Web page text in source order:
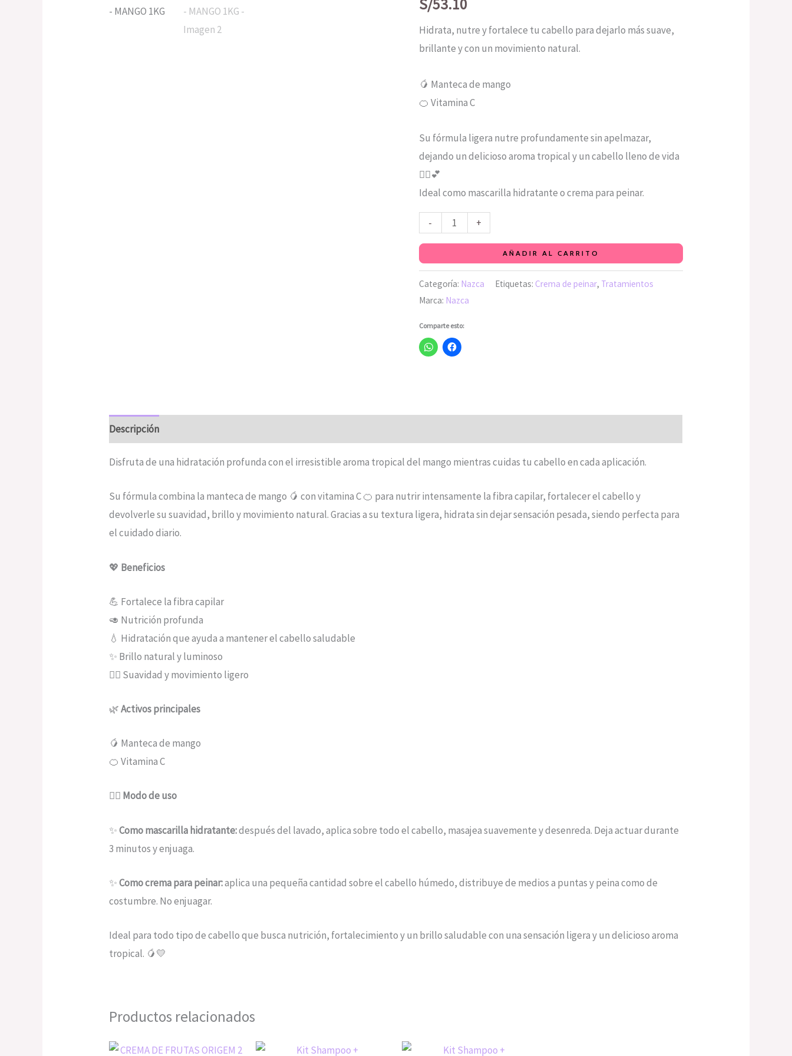
S/53.10
Hidrata, nutre y fortalece tu cabello para dejarlo más suave,
brillante y con un movimiento natural.
🥭 Manteca de mango
🍊 Vitamina C
Su fórmula ligera nutre profundamente sin apelmazar,
dejando un delicioso aroma tropical y un cabello lleno de vida
💆‍♀️💕
Ideal como mascarilla hidratante o crema para peinar.
-
1
-
1KG
cantidad
+
AÑADIR AL CARRITO
Categoría: Nazca Etiquetas: Crema de peinar, Tratamientos
Marca: Nazca
Comparte esto:
Descripción
Disfruta de una hidratación profunda con el irresistible aroma tropical del mango mientras cuidas tu cabello en cada aplicación.
Su fórmula combina la manteca de mango 🥭 con vitamina C 🍊 para nutrir intensamente la fibra capilar, fortalecer el cabello y
devolverle su suavidad, brillo y movimiento natural. Gracias a su textura ligera, hidrata sin dejar sensación pesada, siendo perfecta para
el cuidado diario.
💖 Beneficios
💪 Fortalece la fibra capilar
🥑 Nutrición profunda
💧 Hidratación que ayuda a mantener el cabello saludable
✨ Brillo natural y luminoso
💆‍♀️ Suavidad y movimiento ligero
🌿Activos principales
🥭 Manteca de mango
🍊 Vitamina C
💁‍♀️ Modo de uso
✨Como mascarilla hidratante:después del lavado, aplica sobre todo el cabello, masajea suavemente y desenreda. Deja actuar durante
3 minutos y enjuaga.
✨Como crema para peinar:aplica una pequeña cantidad sobre el cabello húmedo, distribuye de medios a puntas y peina como de
costumbre. No enjuagar.
Ideal para todo tipo de cabello que busca nutrición, fortalecimiento y un brillo saludable con una sensación ligera y un delicioso aroma
tropical. 🥭💛
Productos relacionados